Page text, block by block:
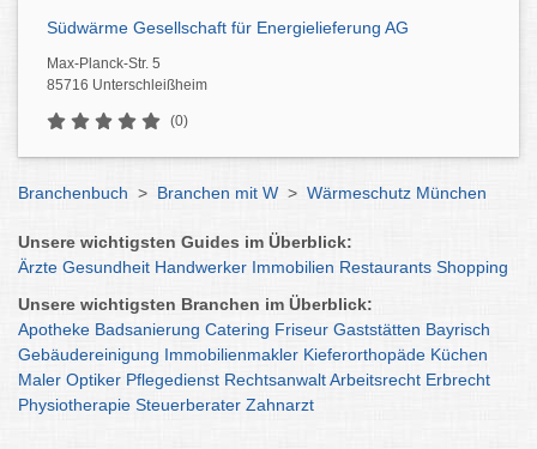
Südwärme Gesellschaft für Energielieferung AG
Max-Planck-Str. 5
85716 Unterschleißheim
(0)
Branchenbuch > Branchen mit W > Wärmeschutz München
Unsere wichtigsten Guides im Überblick:
Ärzte Gesundheit Handwerker Immobilien Restaurants Shopping
Unsere wichtigsten Branchen im Überblick:
Apotheke Badsanierung Catering Friseur Gaststätten Bayrisch
Gebäudereinigung Immobilienmakler Kieferorthopäde Küchen
Maler Optiker Pflegedienst RechtsanwaltArbeitsrecht Erbrecht
Physiotherapie Steuerberater Zahnarzt